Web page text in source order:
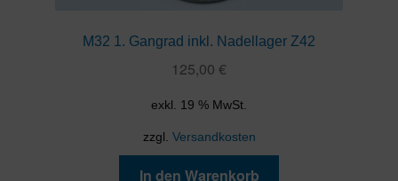
M32 1. Gangrad inkl. Nadellager Z42
125,00 €
exkl. 19 % MwSt.
zzgl. Versandkosten
In den Warenkorb